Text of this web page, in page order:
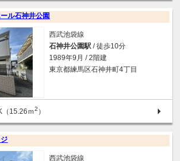
ル石神井公園
西武池袋線
石神井公園駅 / 徒歩10分
1989年9月 / 2階建
東京都練馬区石神井町4丁目
15.26ｍ2 ）
西武池袋線